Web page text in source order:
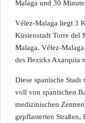
Malaga und 30
Vélez-Malaga liegt 3
Küstenstadt Torre del
Malaga. Vélez-
des Bezirks Axarquia
Diese spanische
voll von spanischen
medizinischen
gepflasterten